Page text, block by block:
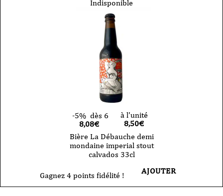
Indisponible
-5% dès 6
8,08€
à l'unité
8,50€
Bière La Débauche demi
mondaine imperial stout
calvados 33cl
Gagnez 4 points fidélité ! AJOUTER